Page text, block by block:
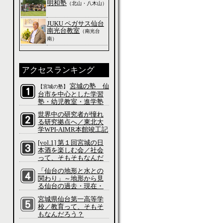
明和塾 （北山・八木山）
JUKU ペガサス仙台
南光台教室 （南光台
南）
アクセスランキング
【宮城の塾】
宮城の塾 仙
台市を中心とした学習
塾・幼児教室・進学塾
の特集
世界中の研究者が憧れ
る研究拠点へ／東北大
学WPI-AIMR本館竣工記
もそもなんだろう？
[vol.1] 第１回宮城の日
本酒を楽しむ会／社会
って、そもそもなんだ
「仙台の地形と水との
関わり」～地形から見
る仙台の過去・現在・
もそもなんだろう？
宮城県仙台第一高等学
校／教育って、そもそ
もなんだろう？